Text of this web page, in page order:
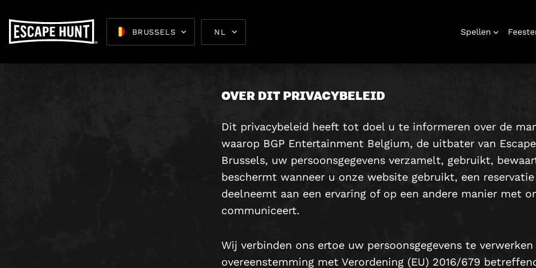
BRUSSELS NL Spellen
Escape rooms Schattenjachten Thuis
Verjaardag Vrijgezellenfeest
BedrijfsevenementenKerstfeesten
Cadeaubon Geschenkdoos
Thuiswedstrijd
spelen
OVER DIT PRIVACYBELEID
Dit privacybeleid heeft tot doel u te informeren over de
waarop BGP Entertainment Belgium, de uitbater van
Brussels, uw persoonsgegevens verzamelt, gebruikt,
beschermt wanneer u onze website gebruikt, een
deelneemt aan een ervaring of op een andere manier met
communiceert.
Wij verbinden ons ertoe uw persoonsgegevens te verwerken
overeenstemming met Verordening (EU) 2016/679